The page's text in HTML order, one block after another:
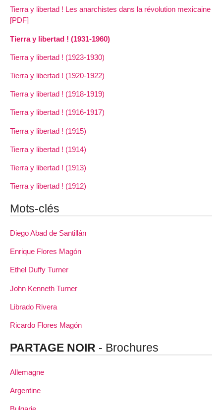
Tierra y libertad ! Les anarchistes dans la révolution mexicaine
[PDF]
Tierra y libertad ! (1931-1960)
Tierra y libertad ! (1923-1930)
Tierra y libertad ! (1920-1922)
Tierra y libertad ! (1918-1919)
Tierra y libertad ! (1916-1917)
Tierra y libertad ! (1915)
Tierra y libertad ! (1914)
Tierra y libertad ! (1913)
Tierra y libertad ! (1912)
Mots-clés
Diego Abad de Santillán
Enrique Flores Magón
Ethel Duffy Turner
John Kenneth Turner
Librado Rivera
Ricardo Flores Magón
PARTAGE NOIR - Brochures
Allemagne
Argentine